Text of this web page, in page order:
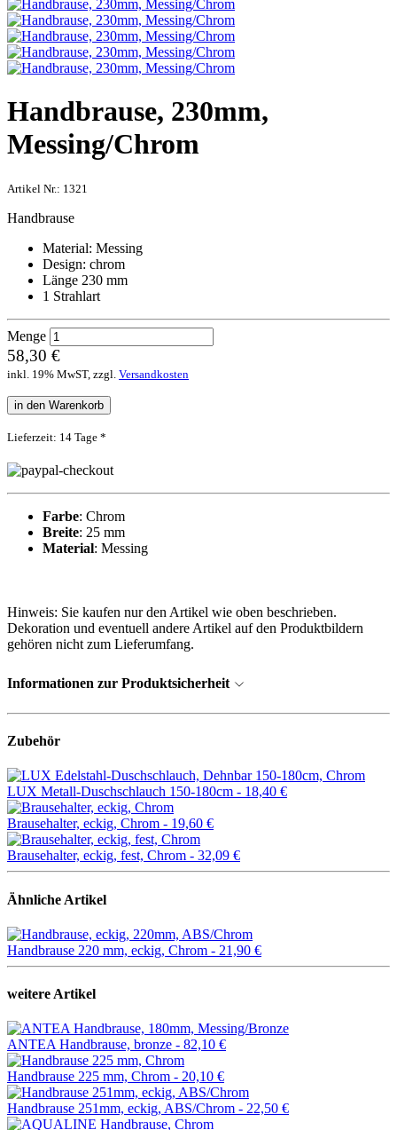
Handbrause, 230mm,
Messing/Chrom
Artikel Nr.: 1321
Handbrause
Material: Messing
Design: chrom
Länge 230 mm
1 Strahlart
Menge
58,30 €
inkl. 19% MwST, zzgl. Versandkosten
in den Warenkorb
Lieferzeit: 14 Tage *
Farbe: Chrom
Breite: 25 mm
Material: Messing
Hinweis: Sie kaufen nur den Artikel wie oben beschrieben.
Dekoration und eventuell andere Artikel auf den Produktbildern
gehören nicht zum Lieferumfang.
Informationen zur Produktsicherheit
Zubehör
LUX Metall-Duschschlauch 150-180cm - 18,40 €
Brausehalter, eckig, Chrom - 19,60 €
Brausehalter, eckig, fest, Chrom - 32,09 €
Ähnliche Artikel
Handbrause 220 mm, eckig, Chrom - 21,90 €
weitere Artikel
ANTEA Handbrause, bronze - 82,10 €
Handbrause 225 mm, Chrom - 20,10 €
Handbrause 251mm, eckig, ABS/Chrom - 22,50 €